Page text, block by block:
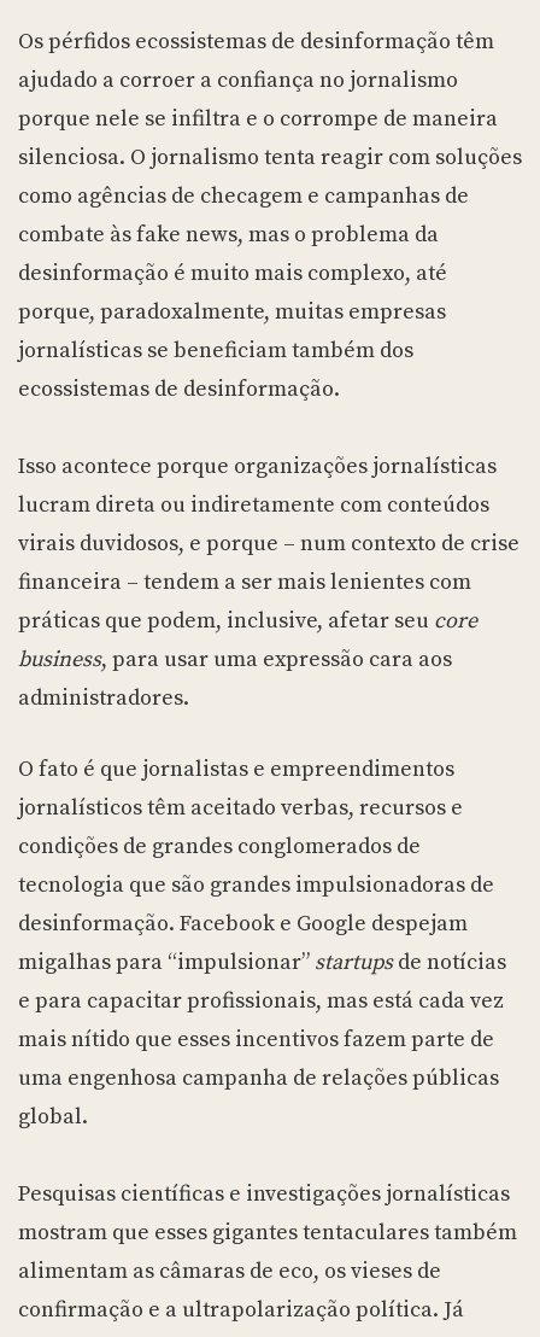
Os pérfidos ecossistemas de desinformação têm
ajudado a corroer a confiança no jornalismo
porque nele se infiltra e o corrompe de maneira
silenciosa. O jornalismo tenta reagir com soluções
como agências de checagem e campanhas de
combate às fake news, mas o problema da
desinformação é muito mais complexo, até
porque, paradoxalmente, muitas empresas
jornalísticas se beneficiam também dos
ecossistemas de desinformação.
Isso acontece porque organizações jornalísticas
lucram direta ou indiretamente com conteúdos
virais duvidosos, e porque – num contexto de crise
financeira – tendem a ser mais lenientes com
práticas que podem, inclusive, afetar seu core
business, para usar uma expressão cara aos
administradores.
O fato é que jornalistas e empreendimentos
jornalísticos têm aceitado verbas, recursos e
condições de grandes conglomerados de
tecnologia que são grandes impulsionadoras de
desinformação. Facebook e Google despejam
migalhas para “impulsionar” startupsde notícias
e para capacitar profissionais, mas está cada vez
mais nítido que esses incentivos fazem parte de
uma engenhosa campanha de relações públicas
global.
Pesquisas científicas e investigações jornalísticas
mostram que esses gigantes tentaculares também
alimentam as câmaras de eco, os vieses de
confirmação e a ultrapolarização política. Já